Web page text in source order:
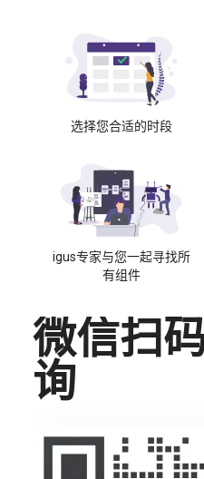
选择您合适的时段
igus专家与您一起寻找所
有组件
微信扫
询